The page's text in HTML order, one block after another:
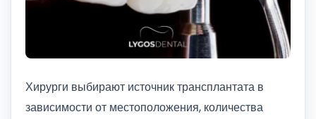
Хирурги выбирают источник трансплантата в
зависимости от местоположения, количества